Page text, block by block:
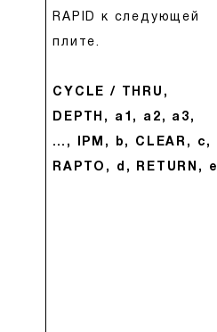
RAPID к следующей
плите.
CYCLE / THRU,
DEPTH, a1, a2, a3,
…, IPM, b, CLEAR, c,
RAPTO, d, RETURN, e